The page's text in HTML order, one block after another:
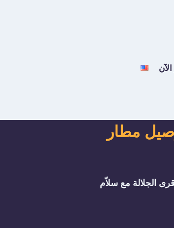
توصيل مطار
وقرى الجلالة مع سلاّم